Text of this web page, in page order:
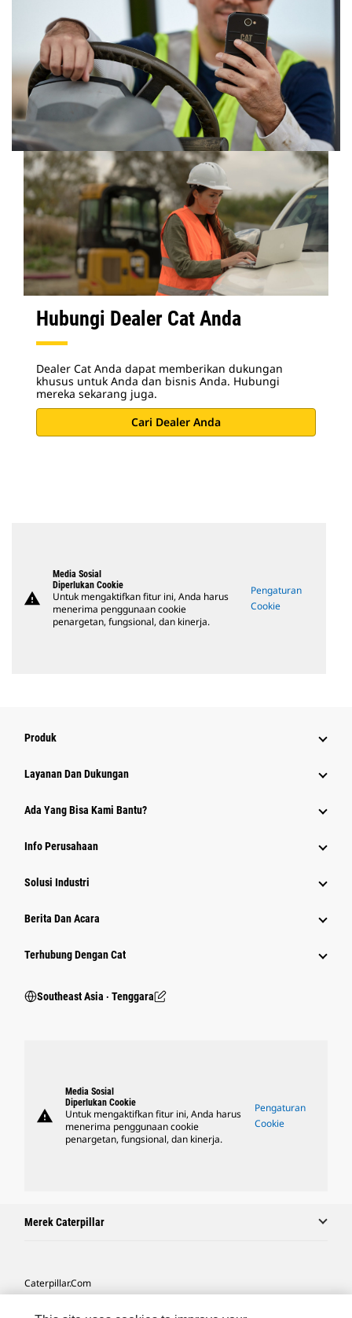
Hubungi Dealer Cat Anda
Dealer Cat Anda dapat memberikan dukungan
khusus untuk Anda dan bisnis Anda. Hubungi
mereka sekarang juga.
Cari Dealer Anda
warning
Media Sosial
Diperlukan Cookie
Untuk mengaktifkan fitur ini, Anda harus
menerima penggunaan cookie
penargetan, fungsional, dan kinerja.
Pengaturan
Cookie
Produk
Layanan Dan Dukungan
Ada Yang Bisa Kami Bantu?
Info Perusahaan
Solusi Industri
Berita Dan Acara
Terhubung Dengan Cat
Southeast Asia ‧ Tenggara
warning
Media Sosial
Diperlukan Cookie
Untuk mengaktifkan fitur ini, Anda harus
menerima penggunaan cookie
penargetan, fungsional, dan kinerja.
Pengaturan
Cookie
Merek Caterpillar
Caterpillar.com